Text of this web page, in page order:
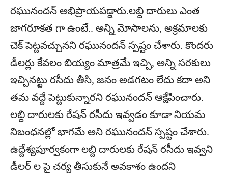
రఘునందన్ అభిప్రాయపడ్డారు.లబ్ది దారులు ఎంత
జాగరూకత గా ఉంటే.. అన్ని మోసాలను, అక్రమాలకు
చెక్ పెట్టవచ్చునని రఘునందన్ స్పష్టం చేశారు. కొందరు
డీలర్లు కేవలం బియ్యం మాత్రమే ఇచ్చి, అన్ని సరకులు
ఇచ్చినట్టు రసీదు తీసి, జనం అడగటం లేదు కదా అని
తమ వద్దే పెట్టుకున్నారని రఘునందన్ ఆక్షేపించారు.
లబ్ది దారులకు రేషన్ రసీదు ఇవ్వడం కూడా నియమ
నిబంధనల్లో భాగమే అని రఘునందన్ స్పష్టం చేశారు.
ఉద్దేశ్యపూర్వకంగా లబ్ది దారులకు రేషన్ రసీదు ఇవ్వని
డీలర్ ల పై చర్య తీసుకునే అవకాశం ఉందని